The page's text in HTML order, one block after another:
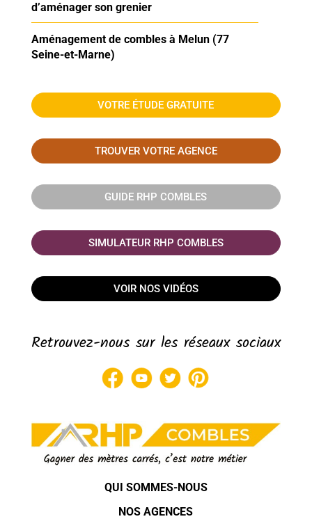
d’aménager son grenier
Aménagement de combles à Melun (77
Seine-et-Marne)
VOTRE ÉTUDE GRATUITE
TROUVER VOTRE AGENCE
GUIDE RHP COMBLES
SIMULATEUR RHP COMBLES
VOIR NOS VIDÉOS
Retrouvez-nous sur les réseaux sociaux
QUI SOMMES-NOUS
NOS AGENCES